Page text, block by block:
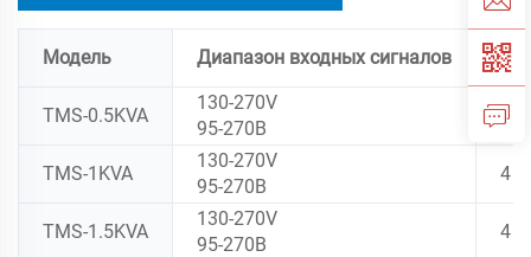
Модель Диапазон входных сигналов
TMS-0.5KVA
130-270V
95-270В
4
TMS-1KVA
130-270V
95-270В
4
TMS-1.5KVA
130-270V
95-270В
4